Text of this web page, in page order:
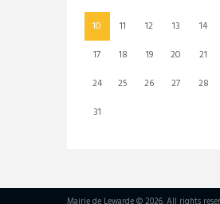
10
11 12 13 14
17
18 19 20 21
24
25 26 27 28
31